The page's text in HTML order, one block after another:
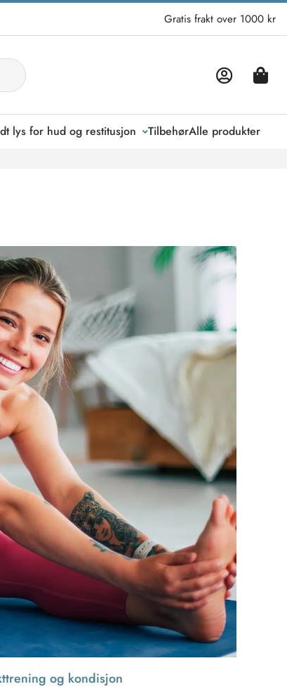
Gratis frakt over 1000 kr
lys for hud og restitusjon TilbehørAlle produkter
og kondisjon